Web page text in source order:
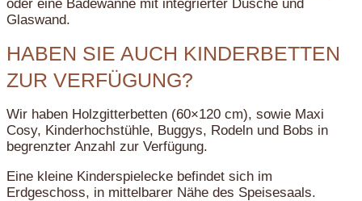
oder eine Badewanne mit integrierter Dusche und
Glaswand.
HABEN SIE AUCH KINDERBETTEN
ZUR VERFÜGUNG?
Wir haben Holzgitterbetten (60×120 cm), sowie Maxi
Cosy, Kinderhochstühle, Buggys, Rodeln und Bobs in
begrenzter Anzahl zur Verfügung.
Eine kleine Kinderspielecke befindet sich im
Erdgeschoss, in mittelbarer Nähe des Speisesaals.